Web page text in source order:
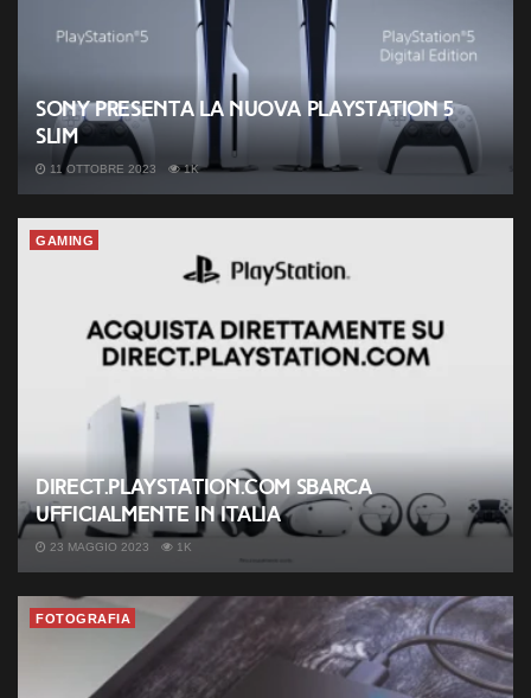
Sony presenta la nuova PlayStation 5
slim
11 OTTOBRE 2023 1K
GAMING
Direct.PlayStation.com sbarca
ufficialmente in Italia
23 MAGGIO 2023 1K
FOTOGRAFIA